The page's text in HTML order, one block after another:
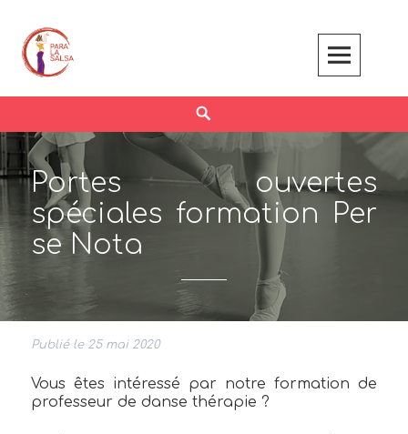
content
Portes ouvertes
spéciales formation Per
se Nota
Publié le 25 mai 2020
Vous êtes intéressé par notre formation de
professeur de danse thérapie ?